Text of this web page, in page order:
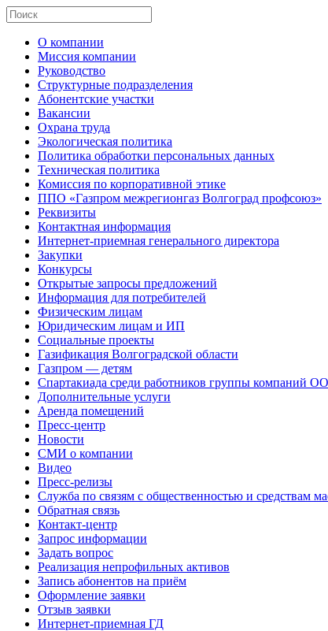
О компании
Миссия компании
Руководство
Структурные подразделения
Абонентские участки
Вакансии
Охрана труда
Экологическая политика
Политика обработки персональных данных
Техническая политика
Комиссия по корпоративной этике
ППО «Газпром межрегионгаз Волгоград профсоюз»
Реквизиты
Контактная информация
Интернет-приемная генерального директора
Закупки
Конкурсы
Открытые запросы предложений
Информация для потребителей
Физическим лицам
Юридическим лицам и ИП
Социальные проекты
Газификация Волгоградской области
Газпром — детям
Спартакиада среди работников группы компаний
Дополнительные услуги
Аренда помещений
Пресс-центр
Новости
СМИ о компании
Видео
Пресс-релизы
Служба по связям с общественностью и средствам
Обратная связь
Контакт-центр
Запрос информации
Задать вопрос
Реализация непрофильных активов
Запись абонентов на приём
Оформление заявки
Отзыв заявки
Интернет-приемная ГД